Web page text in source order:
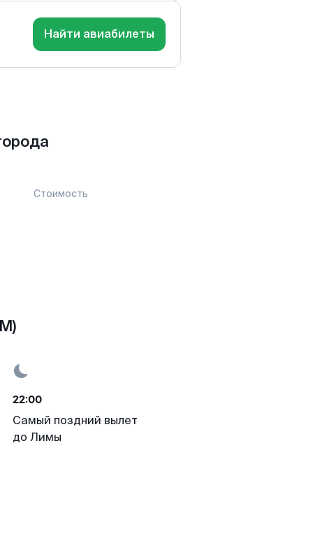
Найти авиабилеты
Стоимость
22:00
Самый поздний вылет
до Лимы